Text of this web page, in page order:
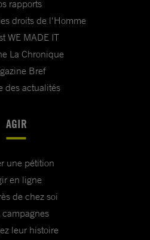
rapports
droits de l'Homme
WE MADE IT
La Chronique
Bref
des actualités
AGIR
une pétition
en ligne
de chez soi
campagnes
leur histoire